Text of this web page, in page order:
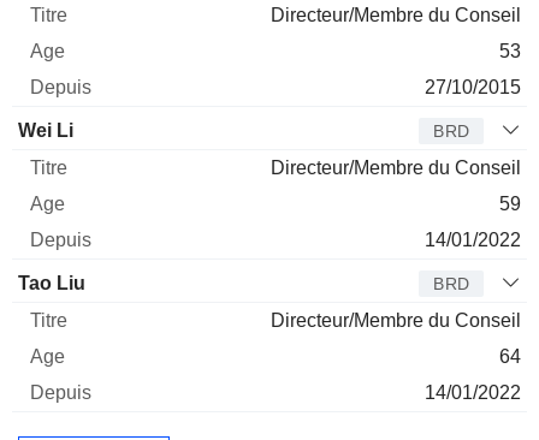
Directeur/Membre du Conseil
53
27/10/2015
Wei Li BRD
Directeur/Membre du Conseil
59
14/01/2022
Tao Liu BRD
Directeur/Membre du Conseil
64
14/01/2022